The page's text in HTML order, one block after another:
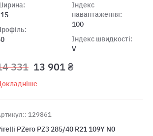
Індекс
навантаження:
100
Індекс швидкості:
V
331 13 901 ₴
129861
PZero PZ3 285/40 R21 109Y N0